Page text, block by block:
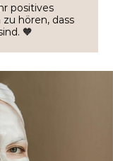
positives
zu hören, dass
🧡